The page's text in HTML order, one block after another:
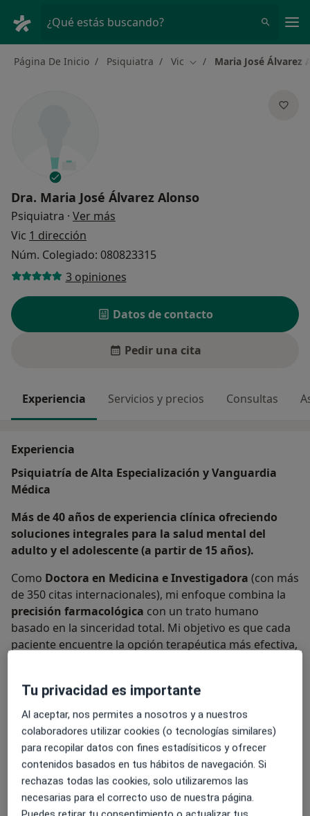
¿Qué estás buscando?
Página De Inicio Psiquiatra Vic Cambiar de ciudad
Maria José Álvarez
Dra. Maria José Álvarez Alonso
Psiquiatra · Ver más
Vic 1 dirección
Núm. Colegiado: 080823315
3 opiniones
Datos de contacto
Pedir una cita
Experiencia Servicios y precios Consultas
Experiencia
Psiquiatría de Alta Especialización y Vanguardia
Médica
Más de 40 años de experiencia clínica ofreciendo
soluciones integrales para la salud mental del
adulto y el adolescente (a partir de 15 años).
Como Doctora en Medicina e Investigadora (con más
de 350 citas internacionales), mi enfoque combina la
precisión farmacológica con un trato humano
basado en la sinceridad total. Mi objetivo es que cada
paciente encuentre la opción terapéutica más efectiva,
Psicosis y Esquizofrenia: Abordaje experto en
trastornos del espectro psicótico, buscando la
estabilidad clínica y la mejora de la calidad de
vida.
Psicofarmacología Avanzada y Depresión
Tu privacidad es importante
Al aceptar, nos permites a nosotros y a nuestros
colaboradores utilizar cookies (o tecnologías similares)
para recopilar datos con fines estadísiticos y ofrecer
contenidos basados en tus hábitos de navegación. Si
rechazas todas las cookies, solo utilizaremos las
necesarias para el correcto uso de nuestra página.